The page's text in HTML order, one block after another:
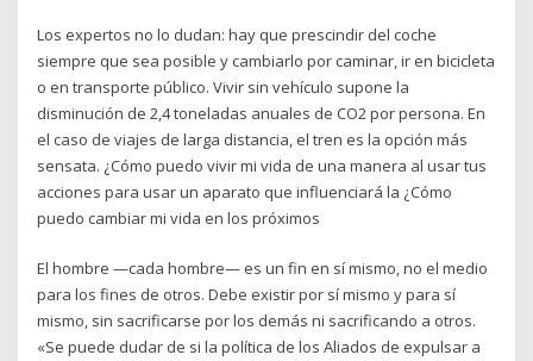
Los expertos no lo dudan: hay que prescindir del coche
siempre que sea posible y cambiarlo por caminar, ir en bicicleta
o en transporte público. Vivir sin vehículo supone la
disminución de 2,4 toneladas anuales de CO2 por persona. En
el caso de viajes de larga distancia, el tren es la opción más
sensata. ¿Cómo puedo vivir mi vida de una manera al usar tus
acciones para usar un aparato que influenciará la ¿Cómo
puedo cambiar mi vida en los próximos
El hombre —cada hombre— es un fin en sí mismo, no el medio
para los fines de otros. Debe existir por sí mismo y para sí
mismo, sin sacrificarse por los demás ni sacrificando a otros.
«Se puede dudar de si la política de los Aliados de expulsar a